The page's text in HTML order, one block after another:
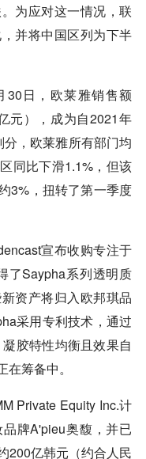
为应对这一情况，联
并将中国区列为下半
30日，欧莱雅销售额
元），成为自2021年
，欧莱雅所有部门均
同比下滑1.1%，但该
3%，扭转了第一季度
宣布收购专注于
了Saypha系列透明质
资产将归入欧邦琪品
采用专利技术，通过
胶特性均衡且效果自
筹备中。
Private Equity Inc.计
牌A'pieu奥馥，并已
200亿韩元（约合人民